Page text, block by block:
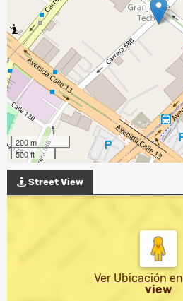
200 m
500 ft
Street View
Ver Ubicación en
view